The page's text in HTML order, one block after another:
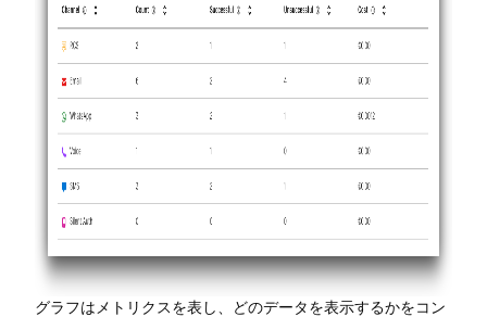
グラフはメトリクスを表し、どのデータを表示するかをコン